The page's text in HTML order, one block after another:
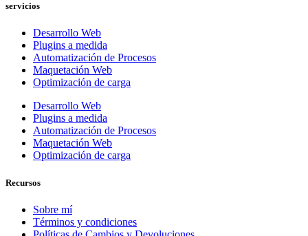
servicios
Desarrollo Web
Plugins a medida
Automatización de Procesos
Maquetación Web
Optimización de carga
Desarrollo Web
Plugins a medida
Automatización de Procesos
Maquetación Web
Optimización de carga
Recursos
Sobre mí
Términos y condiciones